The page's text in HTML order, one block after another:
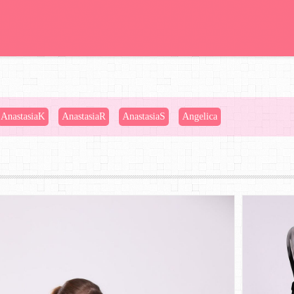
AnastasiaK AnastasiaR AnastasiaS Angelica